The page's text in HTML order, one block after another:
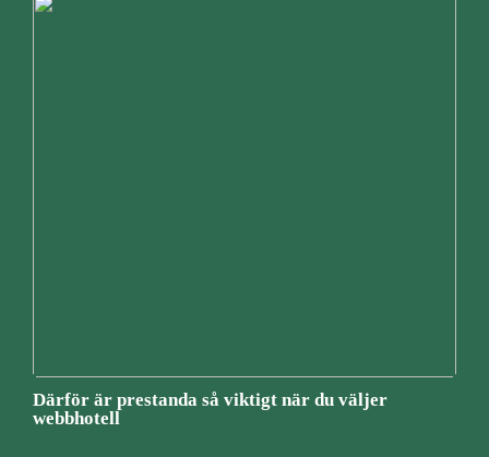
Därför är prestanda så viktigt när du väljer
webbhotell